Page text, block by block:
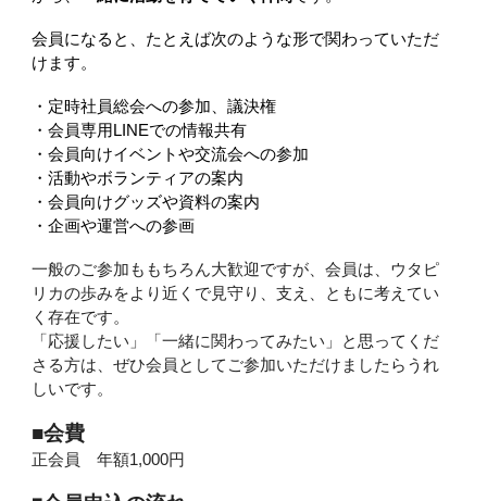
会員になると、たとえば次のような形で関わっていただ
けます。
・定時社員総会への参加、議決権
・会員専用LINEでの情報共有
・会員向けイベントや交流会への参加
・活動やボランティアの案内
・会員向けグッズや資料の案内
・企画や運営への参画
一般のご参加ももちろん大歓迎ですが、会員は、ウタピ
リカの歩みをより近くで見守り、支え、ともに考えてい
く存在です。
「応援したい」「一緒に関わってみたい」と思ってくだ
さる方は、ぜひ会員としてご参加いただけましたらうれ
しいです。
■会費
正会員 年額1,000円